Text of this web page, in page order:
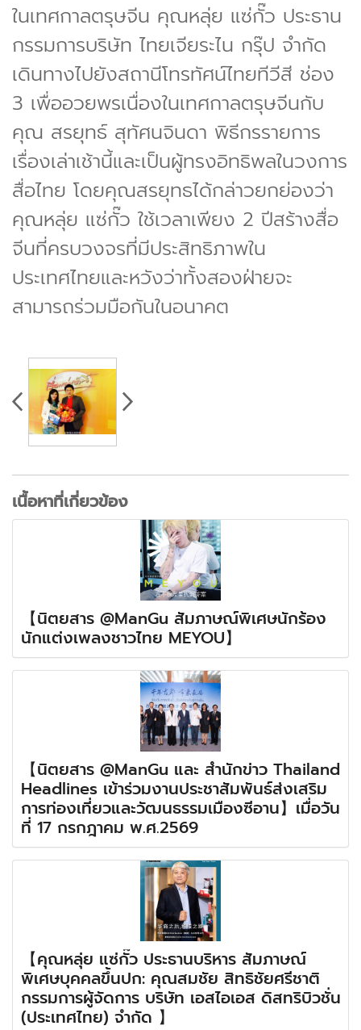
ในเทศกาลตรุษจีน คุณหลุ่ย แซ่กั๊ว ประธาน
กรรมการบริษัท ไทยเจียระไน กรุ๊ป จำกัด
เดินทางไปยังสถานีโทรทัศน์ไทยทีวีสี ช่อง
3 เพื่ออวยพรเนื่องในเทศกาลตรุษจีนกับ
คุณ สรยุทธ์ สุทัศนจินดา พิธีกรรายการ
เรื่องเล่าเช้านี้และเป็นผู้ทรงอิทธิพลในวงการ
สื่อไทย โดยคุณสรยุทธได้กล่าวยกย่องว่า
คุณหลุ่ย แซ่กั๊ว ใช้เวลาเพียง 2 ปีสร้างสื่อ
จีนที่ครบวงจรที่มีประสิทธิภาพใน
ประเทศไทยและหวังว่าทั้งสองฝ่ายจะ
สามารถร่วมมือกันในอนาคต
เนื้อหาที่เกี่ยวข้อง
【นิตยสาร @ManGu สัมภาษณ์พิเศษนักร้อง
นักแต่งเพลงชาวไทย MEYOU】
【นิตยสาร @ManGu และ สำนักข่าว Thailand
Headlines เข้าร่วมงานประชาสัมพันธ์ส่งเสริม
การท่องเที่ยวและวัฒนธรรมเมืองซีอาน】เมื่อวัน
ที่ 17 กรกฎาคม พ.ศ.2569
【คุณหลุ่ย แซ่กั๊ว ประธานบริหาร สัมภาษณ์
พิเศษบุคคลขึ้นปก: คุณสมชัย สิทธิชัยศรีชาติ
กรรมการผู้จัดการ บริษัท เอสไอเอส ดิสทริบิวชั่น
(ประเทศไทย) จำกัด 】